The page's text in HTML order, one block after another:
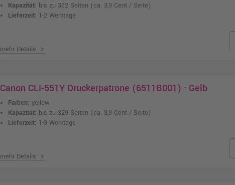
Kapazität: bis zu 332 Seiten (ca. 3,9 Cent / Seite)
Lieferzeit: 1-2 Werktage
mehr Details chevron_right
Canon CLI-551Y Druckerpatrone (6511B001) · Gelb
Farben: yellow
Kapazität: bis zu 329 Seiten (ca. 3,9 Cent / Seite)
Lieferzeit: 1-3 Werktage
mehr Details chevron_right